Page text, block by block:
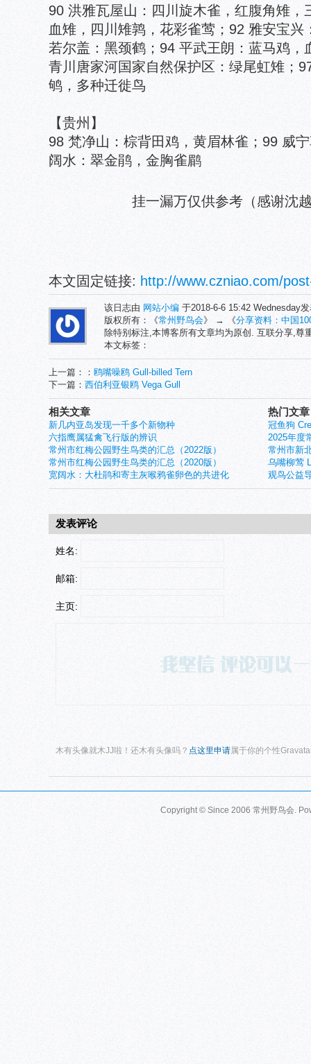
90 洪雅瓦屋山：四川旋木雀，红腹角雉
血雉，四川雉鹑，花彩雀莺；92 雅安宝
若尔盖：黑颈鹤；94 平武王朗：蓝马鸡，
青川唐家河国家自然保护区：绿尾虹雉；
鸲，多种迁徙鸟
【贵州】
98 梵净山：棕背田鸡，黄眉林雀；99 威
阔水：翠金鹃，金胸雀鹛
挂一漏万仅供参考（感谢沈
本文固定链接: http://www.czniao.com/
该日志由 网站小编 于2018-6-6 15:42 Wednesday
版权所有：《常州野鸟会》 → 《分享资料：中国
除特别标注,本博客所有文章均为原创. 互联分享,尊
本文标签：
上一篇：： 鸥嘴噪鸥 Gull-billed Tern
下一篇： 西伯利亚银鸥 Vega Gull
热门文章
冠鱼狗
2025年度
常州市新
乌嘴柳莺
观鸟公益
相关文章
新几内亚岛发现一千多个新物种
六指鹰属猛禽飞行版的辨识
常州市红梅公园野生鸟类的汇总（2022版）
常州市红梅公园野生鸟类的汇总（2020版）
宽阔水：大杜鹃和寄主灰喉鸦雀卵色的共进化
发表评论
姓名:
邮箱:
主页:
木有头像就木JJ啦！还木有头像吗？ 点这里申请 属于你的个性
Copyright © Since 2006 常州野鸟会.